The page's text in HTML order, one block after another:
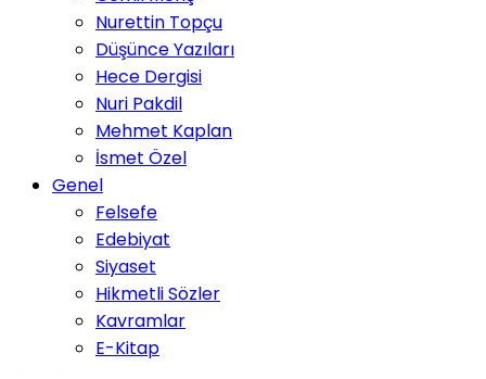
Nurettin Topçu
Düşünce Yazıları
Hece Dergisi
Nuri Pakdil
Mehmet Kaplan
İsmet Özel
Genel
Felsefe
Edebiyat
Siyaset
Hikmetli Sözler
Kavramlar
E-Kitap